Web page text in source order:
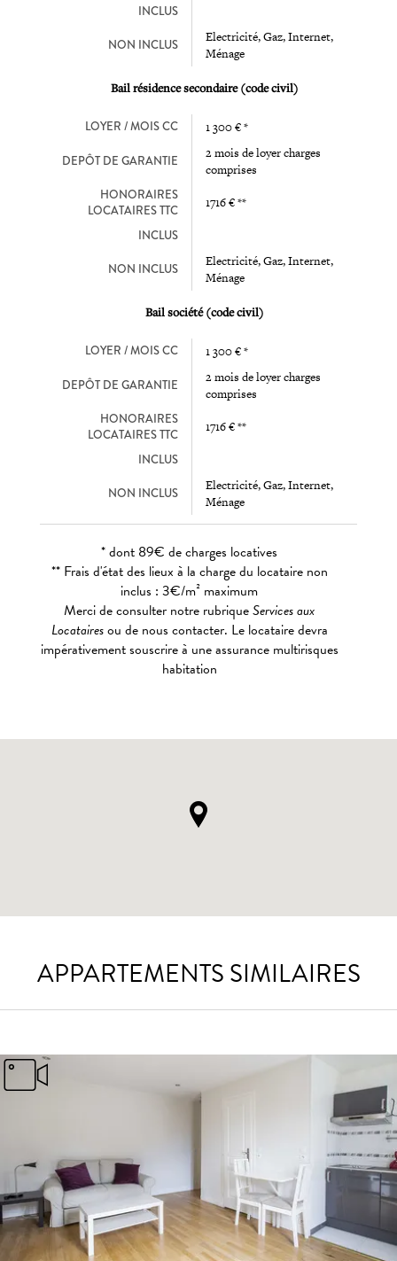
INCLUS
NON INCLUS
Electricité, Gaz, Internet,
Ménage
Bail résidence secondaire (code civil)
LOYER / MOIS CC 1 300 € *
DEPÔT DE GARANTIE
2 mois de loyer charges
comprises
HONORAIRES
LOCATAIRES TTC
1716 € **
INCLUS
NON INCLUS
Electricité, Gaz, Internet,
Ménage
Bail société (code civil)
LOYER / MOIS CC 1 300 € *
DEPÔT DE GARANTIE
2 mois de loyer charges
comprises
HONORAIRES
LOCATAIRES TTC
1716 € **
INCLUS
NON INCLUS
Electricité, Gaz, Internet,
Ménage
* dont 89€ de charges locatives
** Frais d'état des lieux à la charge du locataire non
inclus : 3€/m² maximum
Merci de consulter notre rubriqueServices aux
Locatairesou de nous contacter. Le locataire devra
impérativement souscrire à une assurance multirisques
habitation
APPARTEMENTS SIMILAIRES